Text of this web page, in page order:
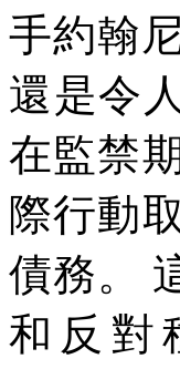
手約翰
還是令
在監禁
際行動
債務。
和反對